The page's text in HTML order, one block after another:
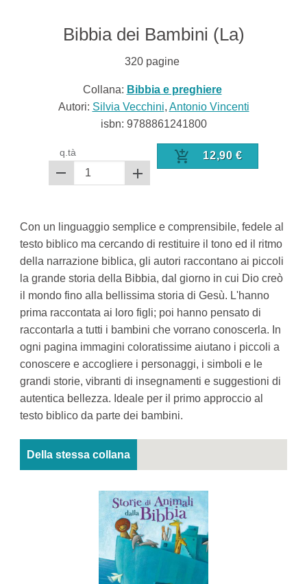
Bibbia dei Bambini (La)
320pagine
Collana: Bibbia e preghiere
Autori: Silvia Vecchini, Antonio Vincenti
isbn: 9788861241800
q.tà 12,90 €
Con un linguaggio semplice e comprensibile, fedele al
testo biblico ma cercando di restituire il tono ed il ritmo
della narrazione biblica, gli autori raccontano ai piccoli
la grande storia della Bibbia, dal giorno in cui Dio creò
il mondo fino alla bellissima storia di Gesù. L'hanno
prima raccontata ai loro figli; poi hanno pensato di
raccontarla a tutti i bambini che vorrano conoscerla. In
ogni pagina immagini coloratissime aiutano i piccoli a
conoscere e accogliere i personaggi, i simboli e le
grandi storie, vibranti di insegnamenti e suggestioni di
autentica bellezza. Ideale per il primo approccio al
testo biblico da parte dei bambini.
Della stessa collana